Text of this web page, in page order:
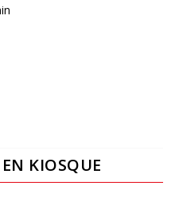
KIOSQUE